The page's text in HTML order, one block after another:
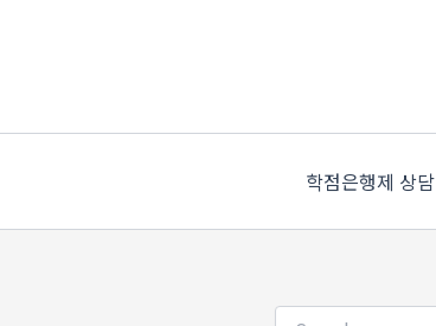
건
기
학점은행제 상담